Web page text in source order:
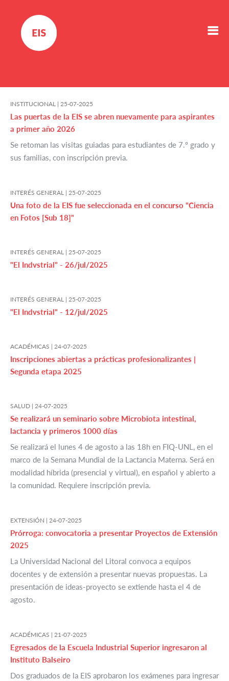
INSTITUCIONAL | 25-07-2025
Las puertas de la EIS se abren nuevamente para aspirantes
a primer año 2026
Se retoman las visitas guiadas para estudiantes de 7.º grado y
sus familias, con inscripción previa.
INTERÉS GENERAL | 25-07-2025
Una foto de la EIS fue seleccionada en el concurso "Ciencia
en Fotos [Sub 18]"
INTERÉS GENERAL | 25-07-2025
"El Indvstrial" - 26/jul/2025
INTERÉS GENERAL | 25-07-2025
"El Indvstrial" - 12/jul/2025
ACADÉMICAS | 24-07-2025
Inscripciones abiertas a prácticas profesionalizantes |
Segunda etapa 2025
SALUD | 24-07-2025
Se realizará un seminario sobre Microbiota intestinal,
lactancia y primeros 1000 días
Se realizará el lunes 4 de agosto a las 18h en FIQ-UNL, en el
marco de la Semana Mundial de la Lactancia Materna. Será en
modalidad híbrida (presencial y virtual), en español y abierto a
la comunidad. Requiere inscripción previa.
EXTENSIÓN | 24-07-2025
Prórroga: convocatoria a presentar Proyectos de Extensión
2025
La Universidad Nacional del Litoral convoca a equipos
docentes y de extensión a presentar nuevas propuestas. La
presentación de ideas-proyecto se extiende hasta el 4 de
agosto.
ACADÉMICAS | 21-07-2025
Egresados de la Escuela Industrial Superior ingresaron al
Instituto Balseiro
Dos graduados de la EIS aprobaron los exámenes para ingresar